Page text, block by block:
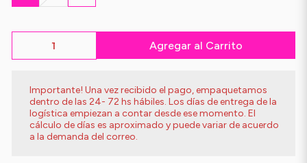
Agregar al Carrito
Importante! Una vez recibido el pago, empaquetamos
dentro de las 24- 72 hs hábiles. Los días de entrega de la
logística empiezan a contar desde ese momento. El
cálculo de días es aproximado y puede variar de acuerdo
a la demanda del correo.